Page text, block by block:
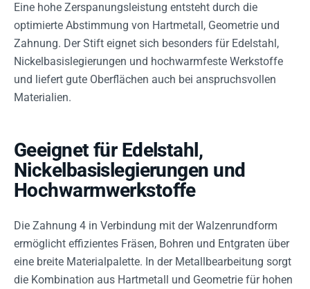
Eine hohe Zerspanungsleistung entsteht durch die
optimierte Abstimmung von Hartmetall, Geometrie und
Zahnung. Der Stift eignet sich besonders für Edelstahl,
Nickelbasislegierungen und hochwarmfeste Werkstoffe
und liefert gute Oberflächen auch bei anspruchsvollen
Materialien.
Geeignet für Edelstahl,
Nickelbasislegierungen und
Hochwarmwerkstoffe
Die Zahnung 4 in Verbindung mit der Walzenrundform
ermöglicht effizientes Fräsen, Bohren und Entgraten über
eine breite Materialpalette. In der Metallbearbeitung sorgt
die Kombination aus Hartmetall und Geometrie für hohen